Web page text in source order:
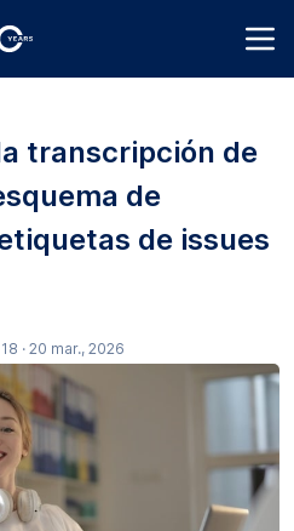
transcripción de
de
de issues
· 20 mar., 2026